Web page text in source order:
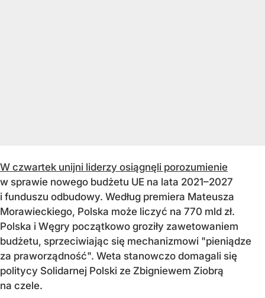
W czwartek unijni liderzy osiągnęli porozumienie
w sprawie nowego budżetu UE na lata 2021–2027
i funduszu odbudowy. Według premiera Mateusza
Morawieckiego, Polska może liczyć na 770 mld zł.
Polska i Węgry początkowo groziły zawetowaniem
budżetu, sprzeciwiając się mechanizmowi "pieniądze
za praworządność". Weta stanowczo domagali się
politycy Solidarnej Polski ze Zbigniewem Ziobrą
na czele.